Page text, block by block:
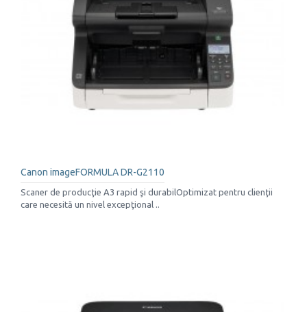
Canon imageFORMULA DR-G2110
Scaner de producţie A3 rapid şi durabilOptimizat pentru clienţii
care necesită un nivel excepţional ..